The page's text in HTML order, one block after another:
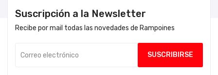
Suscripción a la Newsletter
Recibe por mail todas las novedades de Rampoines